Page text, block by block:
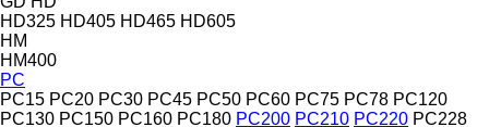
HD325 HD405 HD465 HD605
HM
HM400
PC
PC15 PC20 PC30 PC45 PC50 PC60 PC75 PC78 PC120
PC130 PC150 PC160 PC180 PC200 PC210 PC220 PC228